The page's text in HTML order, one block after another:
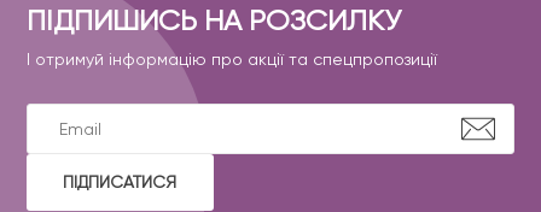
ПІДПИШИСЬ НА РОЗСИЛКУ
І отримуй інформацію про акції та спецпропозиції
ПІДПИСАТИСЯ